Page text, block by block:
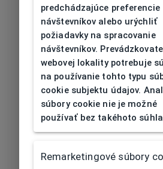
predchádzajúce preferencie
návštevníkov alebo urýchliť
požiadavky na spracovanie
návštevníkov.
webovej lokality potrebuje
na používanie tohto typu
cookie subjektu údajov.
súbory cookie nie je možné
používať bez takéhoto
Remarketingové súbory